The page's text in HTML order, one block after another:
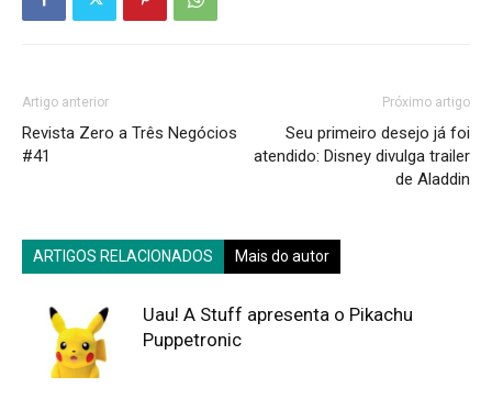
Artigo anterior
Revista Zero a Três Negócios
#41
Próximo artigo
Seu primeiro desejo já foi
atendido: Disney divulga trailer
de Aladdin
ARTIGOS RELACIONADOS Mais do autor
Uau! A Stuff apresenta o Pikachu
Puppetronic